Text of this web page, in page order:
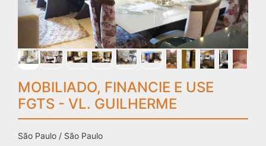
MOBILIADO, FINANCIE E USE
FGTS - VL. GUILHERME
São Paulo / São Paulo